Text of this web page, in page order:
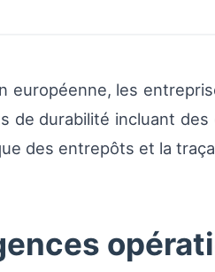
européenne, les
durabilité incluant
des entrepôts et la